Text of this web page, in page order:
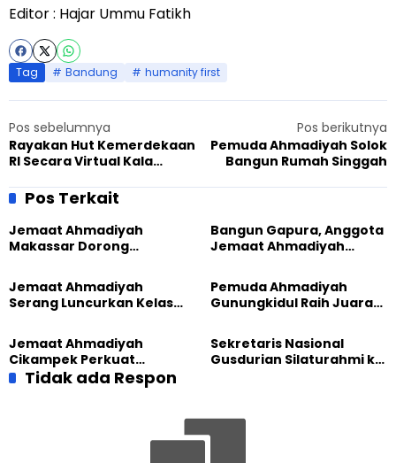
Editor : Hajar Ummu Fatikh
Tag Bandung humanity first
Pos sebelumnya
Rayakan Hut Kemerdekaan
RI Secara Virtual Kala
Pos berikutnya
Pemuda Ahmadiyah Solok
Bangun Rumah Singgah
Pos Terkait
Jemaat Ahmadiyah
Makassar Dorong
Lewat Edukasi Ekoteologi
Bangun Gapura, Anggota
Jemaat Ahmadiyah
Sambut HUT RI ke-81
Jemaat Ahmadiyah
Serang Luncurkan Kelas
Generasi Unggul
Pemuda Ahmadiyah
Gunungkidul Raih Juara
Jemaat Ahmadiyah
Cikampek Perkuat
Komitmen Bangun Masjid
Sekretaris Nasional
Gusdurian Silaturahmi ke
Tidak ada Respon